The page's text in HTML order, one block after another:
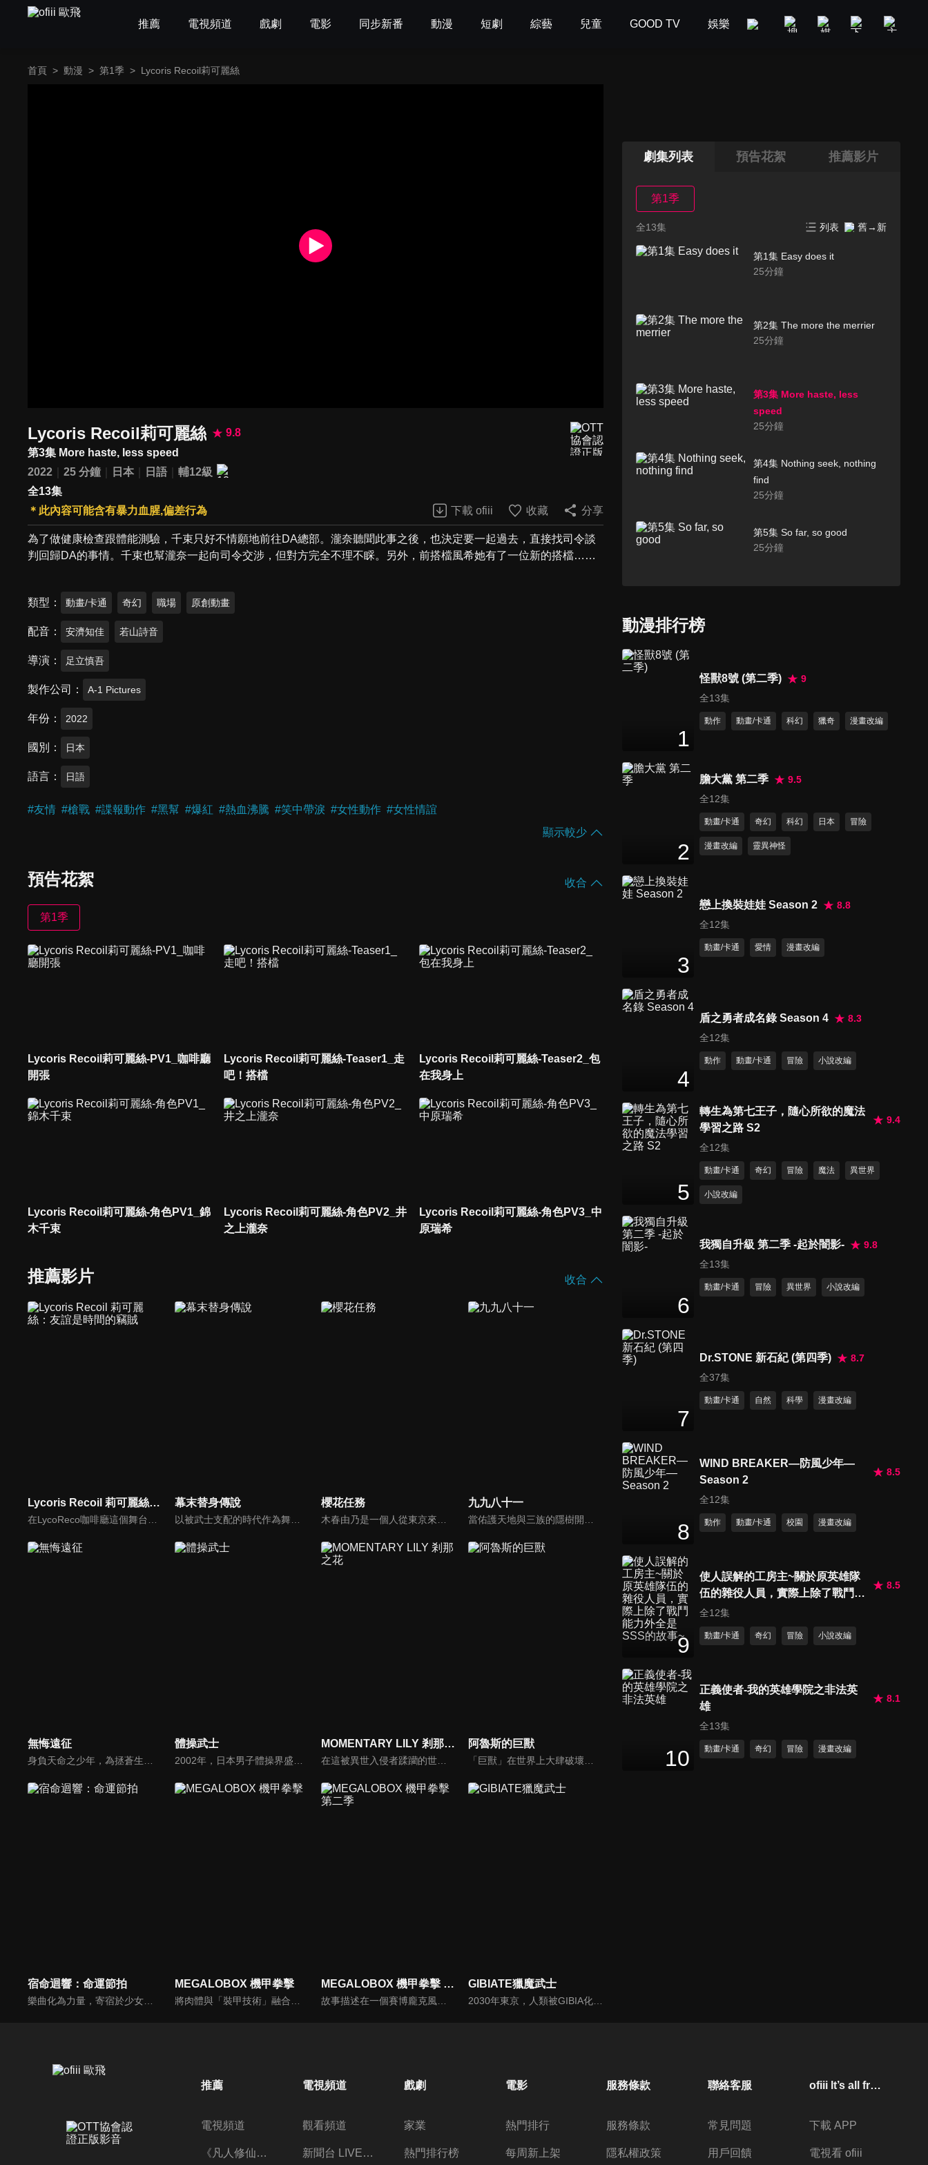
推薦 電視頻道 戲劇 電影 同步新番 動漫 短劇 綜藝 兒童 GOOD TV 娛樂 美食旅遊 新聞政論
首頁 > 動漫 > 第1季 > Lycoris Recoil莉可麗絲
Lycoris Recoil莉可麗絲
9.8
第3集 More haste, less speed
2022
25 分鐘 日本 日語
輔12級
全13集
＊此內容可能含有暴力血腥,偏差行為
下載 ofiii 收藏 分享
為了做健康檢查跟體能測驗，千束只好不情願地前往DA總部。瀧奈聽聞此事之後，也決定要一起過去，直接找司令談
判回歸DA的事情。千束也幫瀧奈一起向司令交涉，但對方完全不理不睬。另外，前搭檔風希她有了一位新的搭檔……
類型 動畫/卡通 奇幻 職場 原創動畫
配音 安濟知佳 若山詩音
導演 足立慎吾
製作公司 A-1 Pictures
年份 2022
國別 日本
語言 日語
#友情 #槍戰 #諜報動作 #黑幫 #爆紅 #熱血沸騰 #笑中帶淚 #女性動作 #女性情誼
顯示較少
預告花絮 收合
第1季
Lycoris Recoil莉可麗絲-PV1_咖啡廳
開張
Lycoris Recoil莉可麗絲-Teaser1_走
吧！搭檔
Lycoris Recoil莉可麗絲-Teaser2_包
在我身上
Lycoris Recoil莉可麗絲-角色PV1_錦
木千束
Lycoris Recoil莉可麗絲-角色PV2_井
之上瀧奈
Lycoris Recoil莉可麗絲-角色PV3_中
原瑞希
推薦影片 收合
Lycoris Recoil 莉可麗絲：友誼是時間的竊賊
在LycoReco咖啡廳這個舞台上，成員們有了更多新的互動。 請盡情享受非常日常的景象吧。
幕末替身傳說
以被武士支配的時代作為舞台，描述七位被選中的罪人們，要代替被某個不知名人士全滅的新選組，守護京都的治安。
櫻花任務
木春由乃是一個人從東京來到鄉下，即將面臨短大畢業的20歲普通女生。她接受了30多家公司的面試，卻得不到工作肯定，積蓄也所剩無幾。就在她仍在這樣糾結的某一天，忽然收到了來自以前曾經工作過的一家派遣事務所的委託。意外的被任命為「間野山」這個鄉下地方的「國王」?!
九九八十一
當佑護天地與三族的隱樹開始衰敗，背負天授的身份和使命，碧涵踏上了這段漫漫征程。為找到鴻蒙，還世間安寧，一路千難萬險，荊棘叢生。有至親至密的溫切，亦有至惡至險的阻隔，幸得夥伴並肩，雖一路坎坷，仍且行且歌。
無悔遠征 體操武士 MOMENTARY LILY 剎那之花 阿魯斯的巨獸
宿命迴響：命運節拍 MEGALOBOX 機甲拳擊 MEGALOBOX 機甲拳擊 第二季 GIBIATE獵魔武士
2030年東京，人類被GIBIA化。面對世界範圍內開始的GIBIA化，凱琳向星辰許願“請賜我力量”如同回應她的許願，千水·兼六從過去前來。第一次與GIBIA對峙的千水·兼六等人陷入苦戰…就在這時，凱瑟琳前來相助。千水·兼六前往凱瑟琳他們居住的營地，然而…。
劇集列表 預告花絮 推薦影片
第1季
全13集 列表 舊→新
第1集 Easy does it
25分鐘
第2集 The more the merrier
25分鐘
第3集 More haste, less
speed
25分鐘
第4集 Nothing seek, nothing
find
25分鐘
第5集 So far, so good
25分鐘
第7集 Time will tell
25分鐘
25分鐘
25分鐘
第11集 Diamond cut diamond
第12集 Nature versus nurture
動漫排行榜
1
怪獸8號 (第二季)
9
全13集
動作 動畫/卡通 科幻 獵奇 漫畫改編
2
膽大黨 第二季
9.5
全12集
動畫/卡通 奇幻 科幻 日本 冒險
漫畫改編 靈異神怪
3
戀上換裝娃娃 Season 2
8.8
全12集
動畫/卡通 愛情 漫畫改編
4
盾之勇者成名錄 Season 4
8.3
全12集
動作 動畫/卡通 冒險 小說改編
5
轉生為第七王子，隨心所欲的魔法
學習之路 S2
9.4
全12集
動畫/卡通 奇幻 冒險 魔法 異世界
小說改編
6
我獨自升級 第二季 -起於闇影-
9.8
全13集
動畫/卡通 冒險 異世界 小說改編
7
Dr.STONE 新石紀 (第四季)
8.7
全37集
動畫/卡通 自然 科學 漫畫改編
8
WIND BREAKER—防風少年—
Season 2
8.5
全12集
動作 動畫/卡通 校園 漫畫改編
9
使人誤解的工房主~關於原英雄隊
伍的雜役人員，實際上除了戰鬥能
力外全是SSS的故事~
8.5
全12集
動畫/卡通 奇幻 冒險 小說改編
10
正義使者-我的英雄學院之非法英
雄
8.1
全13集
動畫/卡通 奇幻 冒險 漫畫改編
推薦
電視頻道
《凡人修仙傳》第五季全新開播✨
電視頻道
觀看頻道
新聞台 LIVE 直播
戲劇
家業
熱門排行榜
電影
熱門排行
每周新上架
服務條款
服務條款
隱私權政策
聯絡客服
常見問題
用戶回饋
ofiii lt’s all free
下載 APP
電視看 ofiii